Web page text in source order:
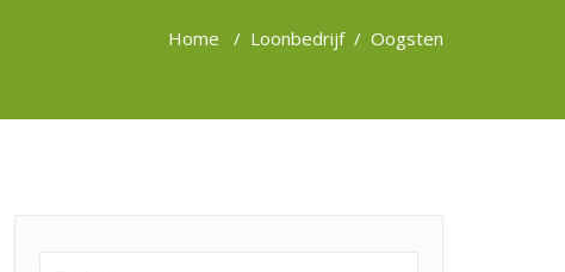
Home / Loonbedrijf/ Oogsten